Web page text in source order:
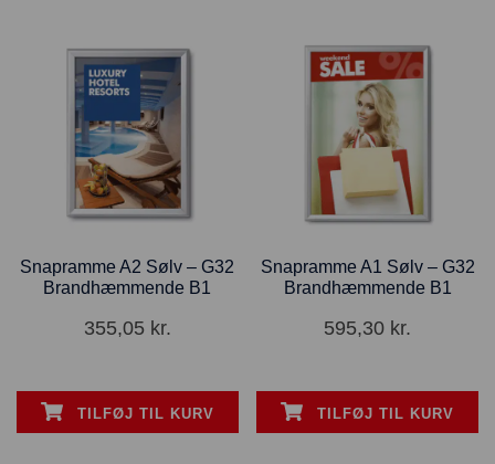
Snapramme A2 Sølv – G32
Brandhæmmende B1
355,05 kr.
TILFØJ TIL KURV
Snapramme A1 Sølv – G32
Brandhæmmende B1
595,30 kr.
TILFØJ TIL KURV